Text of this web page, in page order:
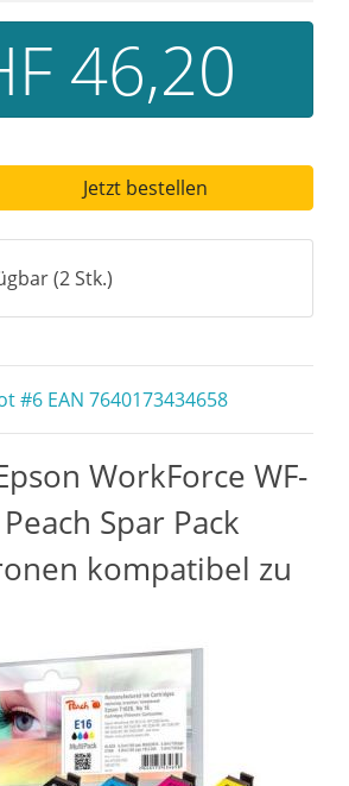
46,20
Jetzt bestellen
(2 Stk.)
#6 EAN 7640173434658
WorkForce WF-
Spar Pack
kompatibel zu